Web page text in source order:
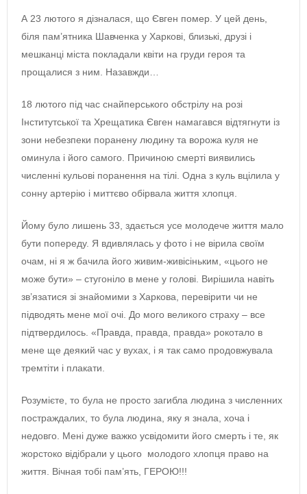
А 23 лютого я дізналася, що Євген помер. У цей день,
біля пам’ятника Шавченка у Харкові, близькі, друзі і
мешканці міста покладали квіти на груди героя та
прощалися з ним. Назавжди…
18 лютого під час снайперського обстрілу на розі
Інститутської та Хрещатика Євген намагався відтягнути із
зони небезпеки поранену людину та ворожа куля не
оминула і його самого. Причиною смерті виявились
численні кульові поранення на тілі. Одна з куль вцілила у
сонну артерію і миттєво обірвала життя хлопця.
Йому було лишень 33, здається усе молодече життя мало
бути попереду. Я вдивлялась у фото і не вірила своїм
очам, ні я ж бачила його живим-живісіньким, «цього не
може бути» – стугоніло в мене у голові. Вирішила навіть
зв’язатися зі знайомими з Харкова, перевірити чи не
підводять мене мої очі. До мого великого страху – все
підтвердилось. «Правда, правда, правда» рокотало в
мене ще деякий час у вухах, і я так само продовжувала
тремтіти і плакати.
Розумієте, то була не просто загибла людина з численних
постраждалих, то була людина, яку я знала, хоча і
недовго. Мені дуже важко усвідомити його смерть і те, як
жорстоко відібрали у цього молодого хлопця право на
життя. Вічная тобі пам’ять, ГЕРОЮ!!!